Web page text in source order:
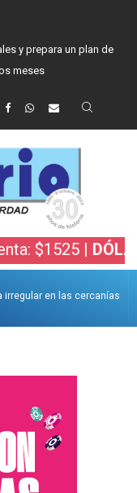
y prepara un plan de
meses
|DÓLAR
irregular en las cercanías